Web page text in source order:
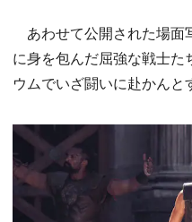
あわせて公開された場面
に身を包んだ屈強な戦士
ウムでいざ闘いに赴かんと